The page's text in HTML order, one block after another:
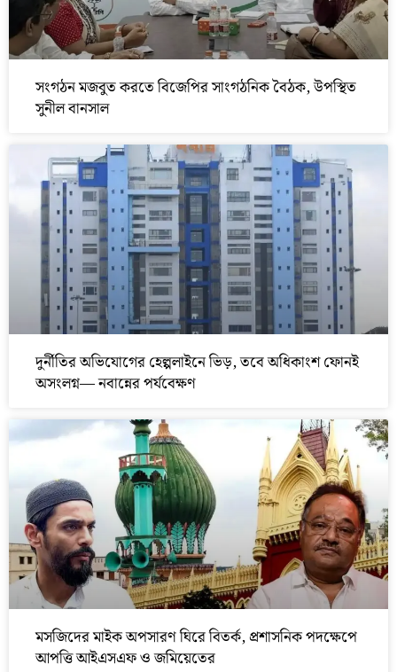
সংগঠন মজবুত করতে বিজেপির সাংগঠনিক বৈঠক, উপস্থিত
সুনীল বানসাল
দুর্নীতির অভিযোগের হেল্পলাইনে ভিড়, তবে অধিকাংশ ফোনই
অসংলগ্ন— নবান্নের পর্যবেক্ষণ
মসজিদের মাইক অপসারণ ঘিরে বিতর্ক, প্রশাসনিক পদক্ষেপে
আপত্তি আইএসএফ ও জমিয়েতের